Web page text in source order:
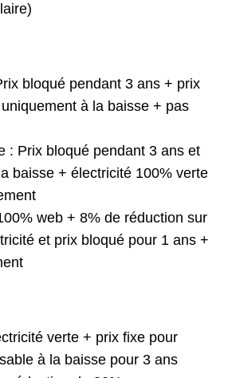
bloqué pendant 3 ans + prix
à la baisse + pas
: Prix bloqué pendant 3 ans et
baisse + électricité 100% verte
web + 8% de réduction sur
et prix bloqué pour 1 ans +
verte + prix fixe pour
à la baisse pour 3 ans